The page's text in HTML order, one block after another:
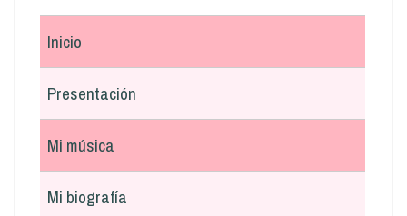
Inicio
Presentación
Mi música
Mi biografía